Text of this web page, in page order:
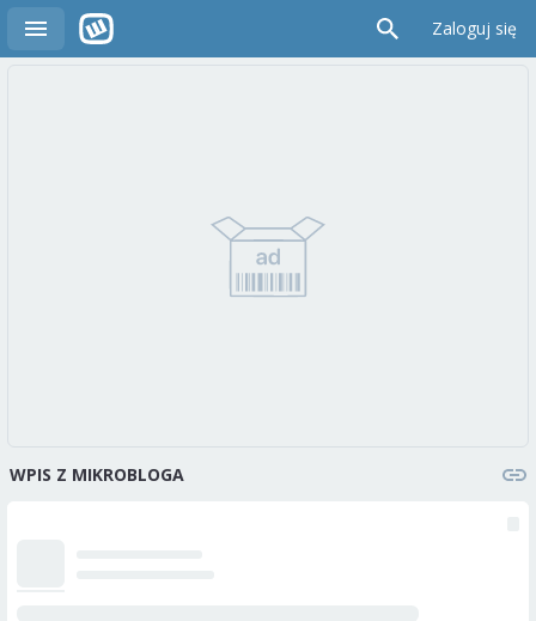
Zaloguj się
WPIS Z MIKROBLOGA